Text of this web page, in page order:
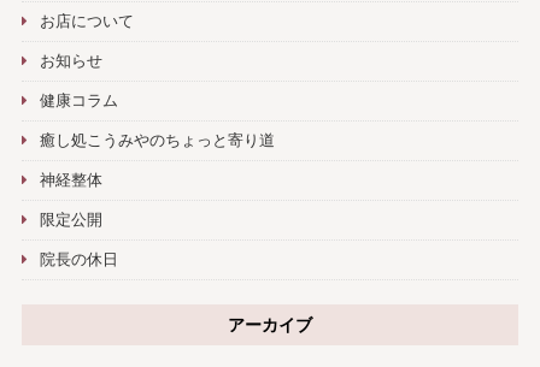
お店について
お知らせ
健康コラム
癒し処こうみやのちょっと寄り道
神経整体
限定公開
院長の休日
アーカイブ